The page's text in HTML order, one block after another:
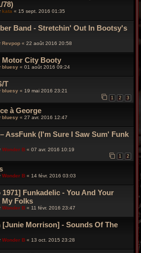
78)
kata « 15 sept. 2016 01:35
Band - Stretchin' Out In Bootsy's
Revpop « 22 août 2016 20:58
Motor City Booty
bluesy « 01 août 2016 09:24
T
bluesy « 19 mai 2016 23:21
1 2 3
à George
bluesy « 27 avr. 2016 12:47
AssFunk (I'm Sure I Saw Sum' Funk
Wonder B « 07 avr. 2016 10:19
1 2
Wonder B « 14 févr. 2016 03:03
Funkadelic - You And Your
My Folks
Wonder B « 11 févr. 2016 23:47
[Junie Morrison] - Sounds Of The
Wonder B « 13 oct. 2015 23:28